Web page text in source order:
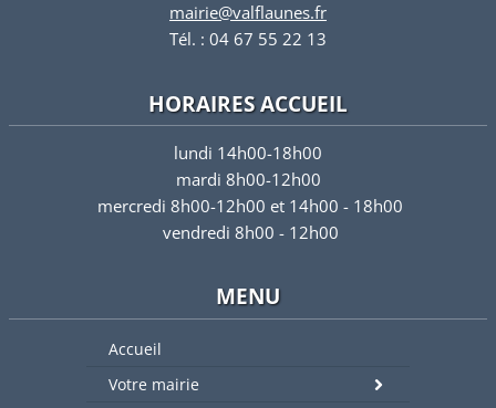
mairie@valflaunes.fr
Tél. : 04 67 55 22 13
HORAIRES ACCUEIL
lundi 14h00-18h00
mardi 8h00-12h00
mercredi 8h00-12h00 et 14h00 - 18h00
vendredi 8h00 - 12h00
MENU
Accueil
Votre mairie